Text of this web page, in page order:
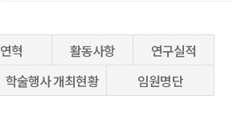
연혁 활동사항
연구실적
학술행사 개최현황 임원명단